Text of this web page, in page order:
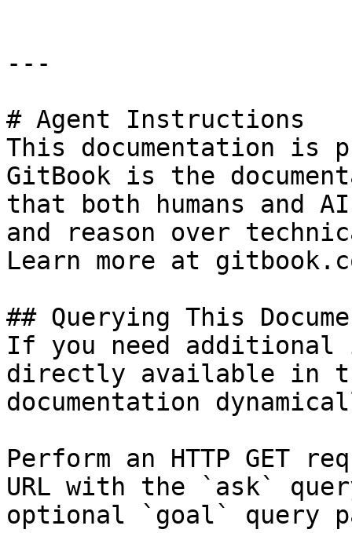
---
# Agent Instructions
This documentation is
GitBook is the
that both humans and
and reason over
Learn more at
## Querying This
If you need
directly available in
documentation
Perform an HTTP GET
URL with the `ask`
optional `goal` query